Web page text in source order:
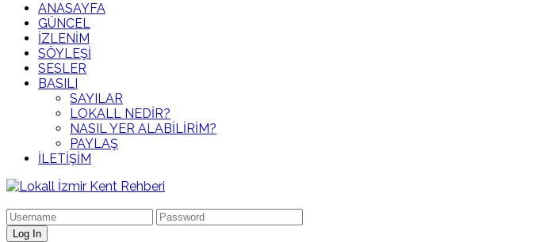
ANASAYFA
GÜNCEL
İZLENİM
SÖYLEŞİ
SESLER
BASILI
SAYILAR
LOKALL NEDİR?
NASIL YER ALABİLİRİM?
PAYLAŞ
İLETİŞİM